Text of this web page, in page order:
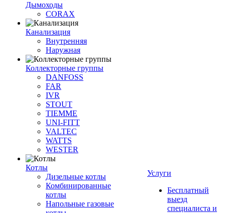
Дымоходы
CORAX
Канализация
Внутренняя
Наружная
Коллекторные группы
DANFOSS
FAR
IVR
STOUT
TIEMME
UNI-FITT
VALTEC
WATTS
WESTER
Котлы
Дизельные котлы
Комбинированные
котлы
Напольные газовые
Услуги
Бесплатный
выезд
специалиста и